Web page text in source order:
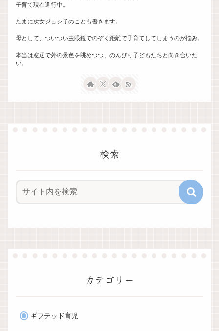
子育て現在進行中。
たまに次女ジョシ子のことも書きます。
母として、ついつい虫眼鏡でのぞく距離で子育てしてしまうのが悩み。
本当は窓辺で外の景色を眺めつつ、のんびり子どもたちと向き合いた
い。
検索
カテゴリー
ギフテッド育児